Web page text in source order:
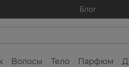
Блог
Волосы Тело Парфюм